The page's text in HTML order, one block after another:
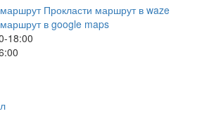
Прокласти маршрут в waze
в google maps
18:00